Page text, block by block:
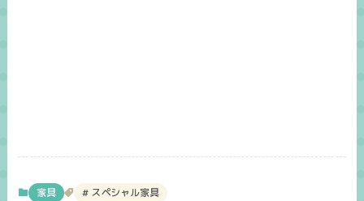
家具 スペシャル家具